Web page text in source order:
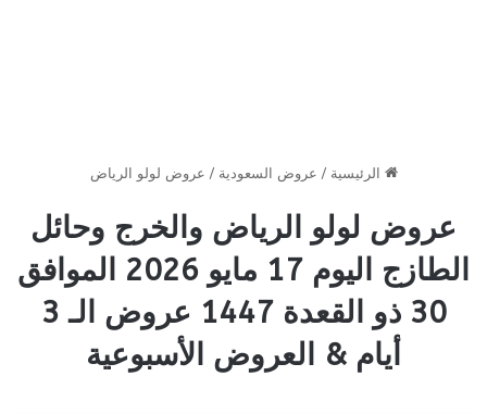
الرئيسية / عروض السعودية / عروض لولو الرياض
عروض لولو الرياض والخرج وحائل
الطازج اليوم 17 مايو 2026 الموافق
30 ذو القعدة 1447 عروض الـ 3
أيام & العروض الأسبوعية